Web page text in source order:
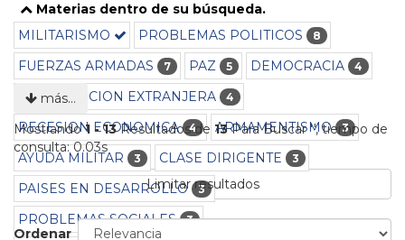
Materias dentro de su búsqueda.
MILITARISMO
PROBLEMAS POLITICOS 8
FUERZAS ARMADAS 7 PAZ 5 DEMOCRACIA 4
INTERVENCION EXTRANJERA 4
RECESION ECONOMICA 4 ARMAMENTISMO 3
AYUDA MILITAR 3 CLASE DIRIGENTE 3
PAISES EN DESARROLLO 3
PROBLEMAS SOCIALES 3
más…
Mostrando1 - 13Resultados de 13Para Buscar '', tiempo de
consulta: 0.03s
Limitar resultados
Ordenar